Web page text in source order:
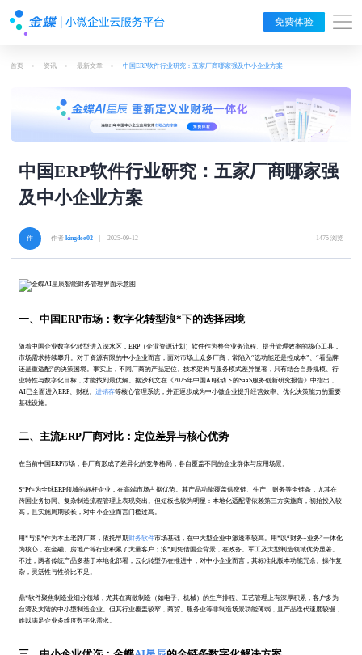
免费体验
首页 > 资讯 > 最新文章 > 中国ERP软件行业研究：五家厂商哪家强及中小企业方案
中国ERP软件行业研究：五家厂商哪家强
及中小企业方案
作者kingdee02 | 2025-09-12 1475 浏览
一、中国ERP市场：数字化转型浪*下的选择困境
随着中国企业数字化转型进入深水区，ERP（企业资源计划）软件作为整合业务流程、提升管理效率的核心工具，
市场需求持续攀升。对于资源有限的中小企业而言，面对市场上众多厂商，常陷入“选功能还是控成本”、“看品牌
还是重适配”的决策困境。事实上，不同厂商的产品定位、技术架构与服务模式差异显著，只有结合自身规模、行
业特性与数字化目标，才能找到最优解。据沙利文在《2025年中国AI驱动下的SaaS服务创新研究报告》中指出，
AI已全面进入ERP、财税、进销存等核心管理系统，并正逐步成为中小微企业提升经营效率、优化决策能力的重要
基础设施。
二、主流ERP厂商对比：定位差异与核心优势
在当前中国ERP市场，各厂商形成了差异化的竞争格局，各自覆盖不同的企业群体与应用场景。
S*P作为全球ERP领域的标杆企业，在高端市场占据优势。其产品功能覆盖供应链、生产、财务等全链条，尤其在
跨国业务协同、复杂制造流程管理上表现突出。但短板也较为明显：本地化适配需依赖第三方实施商，初始投入较
高，且实施周期较长，对中小企业而言门槛过高。
用*与浪*作为本土老牌厂商，依托早期财务软件市场基础，在中大型企业中渗透率较高。用*以“财务+业务”一体化
为核心，在金融、房地产等行业积累了大量客户；浪*则凭借国企背景，在政务、军工及大型制造领域优势显著。
不过，两者传统产品多基于本地化部署，云化转型仍在推进中，对中小企业而言，其标准化版本功能冗余、操作复
杂，灵活性与性价比不足。
鼎*软件聚焦制造业细分领域，尤其在离散制造（如电子、机械）的生产排程、工艺管理上有深厚积累，客户多为
台湾及大陆的中小型制造企业。但其行业覆盖较窄，商贸、服务业等非制造场景功能薄弱，且产品迭代速度较慢，
难以满足企业多维度数字化需求。